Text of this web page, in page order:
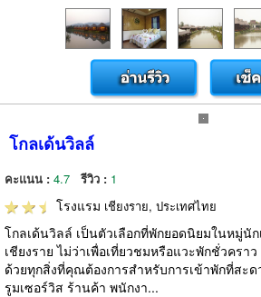
โกลเด้นวิลล์
คะแนน : 4.7 รีวิว : 1
โรงแรม เชียงราย, ประเทศไทย
โกลเด้นวิลล์ เป็นตัวเลือกที่พักยอดนิยมในหมู่นั
เชียงราย ไม่ว่าเพื่อเที่ยวชมหรือแวะพักชั่วครา
ด้วยทุกสิ่งที่คุณต้องการสำหรับการเข้าพักที่สะด
รูมเซอร์วิส ร้านค้า พนักงา...